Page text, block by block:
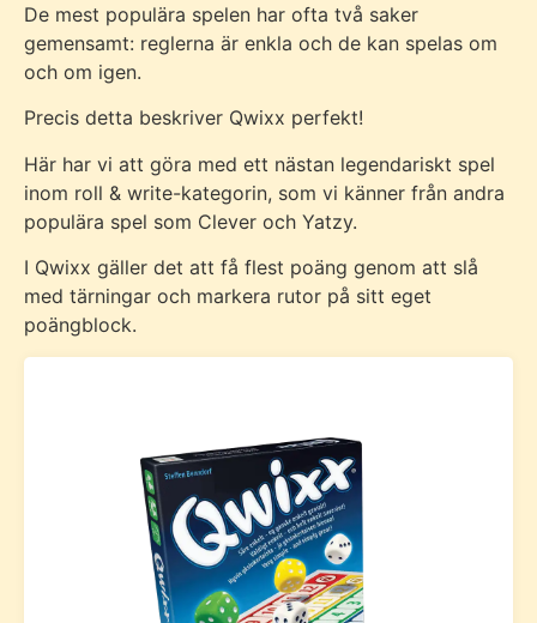
De mest populära spelen har ofta två saker
gemensamt: reglerna är enkla och de kan spelas om
och om igen.
Precis detta beskriver Qwixx perfekt!
Här har vi att göra med ett nästan legendariskt spel
inom roll & write-kategorin, som vi känner från andra
populära spel som Clever och Yatzy.
I Qwixx gäller det att få flest poäng genom att slå
med tärningar och markera rutor på sitt eget
poängblock.